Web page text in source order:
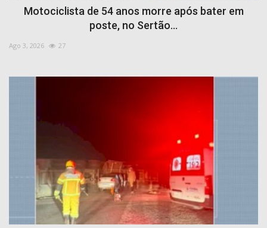
Motociclista de 54 anos morre após bater em
poste, no Sertão...
Ago 3, 2026 27